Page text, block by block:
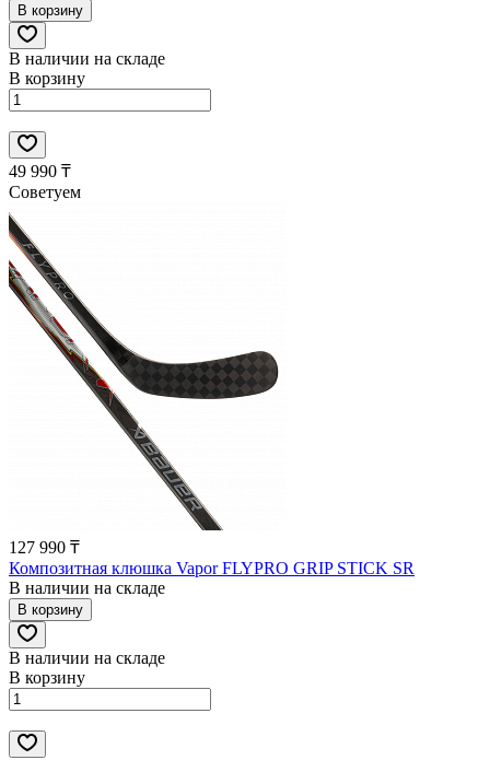
В корзину
В наличии на складе
В корзину
49 990 ₸
Советуем
127 990 ₸
Композитная клюшка Vapor FLYPRO GRIP STICK SR
В наличии на складе
В корзину
В наличии на складе
В корзину